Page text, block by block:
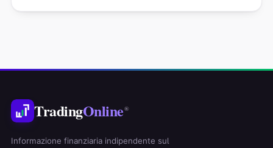
TradingOnline®
Informazione finanziaria indipendente sul